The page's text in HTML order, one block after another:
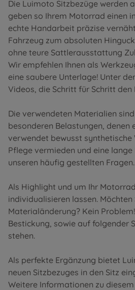
Die Luimoto Sitzbezüge werden
geben so Ihrem Motorrad einen
echte Handarbeit präzise
Fahrzeug zum absoluten
ohne teure Sattlerausstattung
Wir empfehlen Ihnen als
eine saubere Unterlage! Unter
Videos, die Schritt für Schritt den
Die verwendeten Materialien
besonderen Belastungen,
verwendet bewusst synthetische
Pflege vermieden und eine
unseren häufig gestellten Fragen.
Als Highlight und um Ihr
individualisieren lassen.
Materialänderung? Kein
Bestickung , sowie auf folgender
stehen.
Als perfekte Ergänzung bietet
neuen Sitzbezuges in den Sitz
Weitere Informationen zu